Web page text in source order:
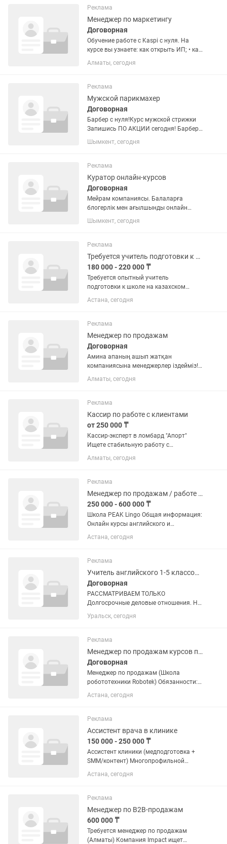
образовательным центром! Чем
предстоит...
Реклама
Менеджер по маркетингу
Договорная
Обучение работе с Kaspi с нуля. На
курсе вы узнаете: как открыть ИП; • как
открыть магазин в Kaspi; • как
заполнять карточки товаров; • как
прибыль и продвигать...
Алматы, сегодня
Реклама
Мужской парикмахер
Договорная
Барбер с нуля!Курс мужской стрижки
Запишись ПО АКЦИИ сегодня! Барбер
с нуля! Курс мужской стрижки
Запишись ПО АКЦИИ сегодня!(kaspi
Ежедневная работа на...
Шымкент, сегодня
Реклама
Куратор онлайн-курсов
Договорная
Мейрам компаниясы. Балаларға
блогерлік мен ағылшынды онлайн
үйретеміз - Өзіміздің платформада.
Ағылшынды орташа білу жеткілікті.
сағат 10.00-17.00 аралығында...
Шымкент, сегодня
Реклама
Требуется учитель подготовки к школе на казахском языке на 4 часа в день
180 000 - 220 000 ₸
Требуется опытный учитель
подготовки к школе на казахском
языке, для летнего и годичного курса
подготовки к школе.Качественно
Занятия проходят ежедневно с...
Астана, сегодня
Реклама
Менеджер по продажам
Договорная
Амина апаның ашып жатқан
компаниясына менеджерлер іздейміз!
Компания Saumal resort в поисках
менеджера по продажам! Мы рады
команде "Saumal resort", которая...
Алматы, сегодня
Реклама
Кассир по работе с клиентами
от 250 000 ₸
Кассир-эксперт в ломбард "Апорт"
Ищете стабильную работу с
возможностью влиять на свой доход?
Мы расширяем команду! Опыт работы
ожидания: -Свободное владение...
Алматы, сегодня
Реклама
Менеджер по продажам / работе с клиентами в языковую школу PEAK Lingo
250 000 - 600 000 ₸
Школа PEAK Lingo Общая информация:
Онлайн курсы английского и
казахского языка с коучинговым
подходом Заявки по Казахстану, от 10
Hollyhop Имеется лицензионная...
Астана, сегодня
Реклама
Учитель английского 1-5 классов, 6-11 классов
Договорная
РАССМАТРИВАЕМ ТОЛЬКО
Долгосрочные деловые отношения. На
момент подачи Вы должны УМЕТЬ
учить детей и подростков. ( ЕСЛИ вы не
опыта; если вы планируете...
Уральск, сегодня
Реклама
Менеджер по продажам курсов по робототехнике
Договорная
Менеджер по продажам (Школа
робототехники Robotek) Обязанности:
Консультирование клиентов по курсам
робототехники. Продажа
входящими заявками (без холодных...
Астана, сегодня
Реклама
Ассистент врача в клинике
150 000 - 250 000 ₸
Ассистент клиники (медподготовка +
SMM/контент) Многопрофильной
хирургической клинике урологического
и андрологического профиля в Астане
позицию: подготовка...
Астана, сегодня
Реклама
Менеджер по B2B-продажам
600 000 ₸
Требуется менеджер по продажам
(Алматы) Компания Impact ищет